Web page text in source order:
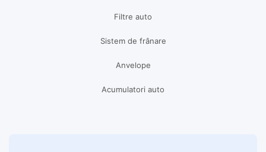
Filtre auto
Sistem de frânare
Anvelope
Acumulatori auto